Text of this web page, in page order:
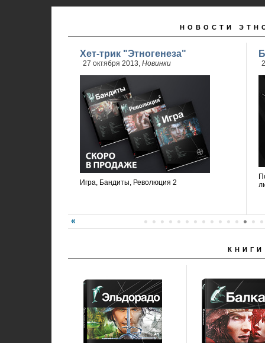
НОВОСТИ
Хет-трик "Этногенеза"
27 октября 2013, Новинки
Игра, Бандиты, Революция 2
КНИГИ